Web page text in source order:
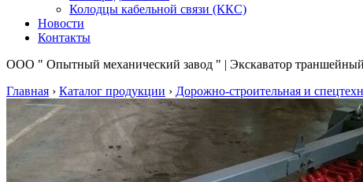
Колодцы кабельной связи (ККС)
Новости
Контакты
ООО " Опытный механический завод " | Экскаватор
Главная › Каталог продукции › Дорожно-строительная и